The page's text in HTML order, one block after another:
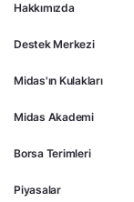
Hakkımızda
Destek Merkezi
Midas'ın Kulakları
Midas Akademi
Borsa Terimleri
Piyasalar